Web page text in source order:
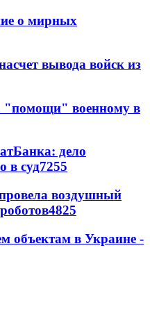
о мирных
вывода войск из
военному в
дело
в суд7255
воздушный
4825
объектам в Украине -